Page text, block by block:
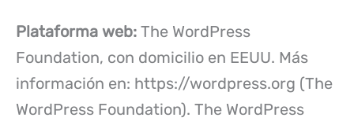
Plataforma web: The WordPress
Foundation, con domicilio en EEUU. Más
información en: https://wordpress.org (The
WordPress Foundation). The WordPress